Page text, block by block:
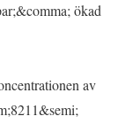
ökad
av